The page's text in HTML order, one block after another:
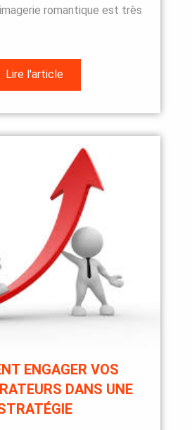
romantique est très
Lire l'article
ENGAGER VOS
DANS UNE